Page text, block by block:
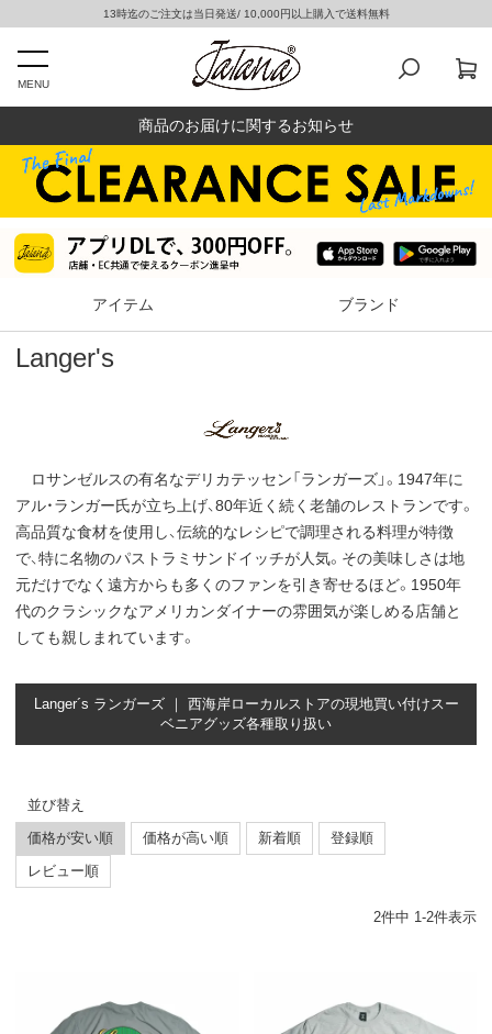
13時迄のご注文は当日発送/ 10,000円以上購入で送料無料
MENU
商品のお届けに関するお知らせ
アイテム ブランド
Langer's
ロサンゼルスの有名なデリカテッセン「ランガーズ」。1947年に
アル・ランガー氏が立ち上げ、80年近く続く老舗のレストランです。
高品質な食材を使用し、伝統的なレシピで調理される料理が特徴
で、特に名物のパストラミサンドイッチが人気。その美味しさは地
元だけでなく遠方からも多くのファンを引き寄せるほど。1950年
代のクラシックなアメリカンダイナーの雰囲気が楽しめる店舗と
しても親しまれています。
Langer´s ランガーズ ｜ 西海岸ローカルストアの現地買い付けスー
ベニアグッズ各種取り扱い
並び替え
価格が安い順
価格が高い順 新着順
登録順
レビュー順
2件中 1-2件表示